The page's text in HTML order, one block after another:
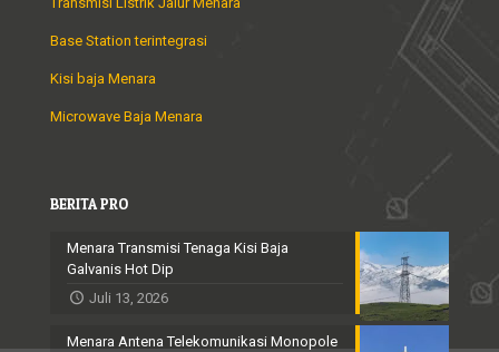
Base Station terintegrasi
Kisi baja Menara
Microwave Baja Menara
BERITA PRO
Menara Transmisi Tenaga Kisi Baja
Galvanis Hot Dip
Juli 13, 2026
Menara Antena Telekomunikasi Monopole